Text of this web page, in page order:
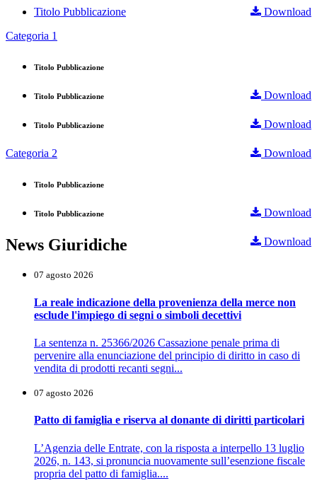
Titolo Pubblicazione
Download
Categoria 1
Titolo Pubblicazione
Download
Titolo Pubblicazione
Download
Titolo Pubblicazione
Download
Categoria 2
Titolo Pubblicazione
Download
Titolo Pubblicazione
Download
News Giuridiche
07 agosto 2026
La reale indicazione della provenienza della merce non
esclude l'impiego di segni o simboli decettivi
La sentenza n. 25366/2026 Cassazione penale prima di
pervenire alla enunciazione del principio di diritto in caso di
vendita di prodotti recanti segni...
07 agosto 2026
Patto di famiglia e riserva al donante di diritti particolari
L’Agenzia delle Entrate, con la risposta a interpello 13 luglio
2026, n. 143, si pronuncia nuovamente sull’esenzione fiscale
propria del patto di famiglia....